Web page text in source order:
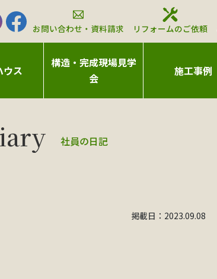
お問い合わせ・資料請求 リフォームのご依頼
ウス
構造・完成現場見学
会
施工事例
社員の日記
掲載日：2023.09.08